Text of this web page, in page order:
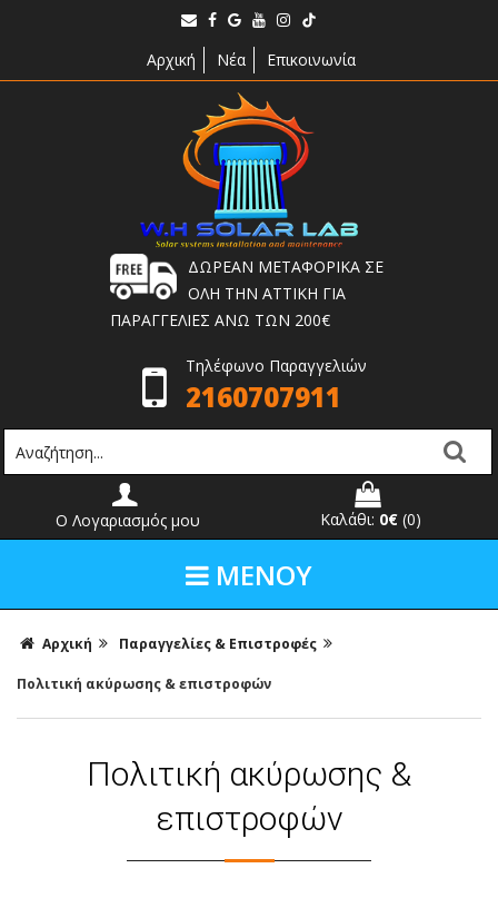
Αρχική Νέα Επικοινωνία
ΔΩΡΕΑΝ ΜΕΤΑΦΟΡΙΚΑ ΣΕ
ΟΛΗ ΤΗΝ ΑΤΤΙΚΗ ΓΙΑ
ΠΑΡΑΓΓΕΛΙΕΣ ΑΝΩ ΤΩΝ 200€
Τηλέφωνο Παραγγελιών
2160707911
Ο Λογαριασμός μου Καλάθι: 0€ (0)
ΜΕΝΟΥ
Αρχική Παραγγελίες & Επιστροφές
Πολιτική ακύρωσης & επιστροφών
Πολιτική ακύρωσης &
επιστροφών